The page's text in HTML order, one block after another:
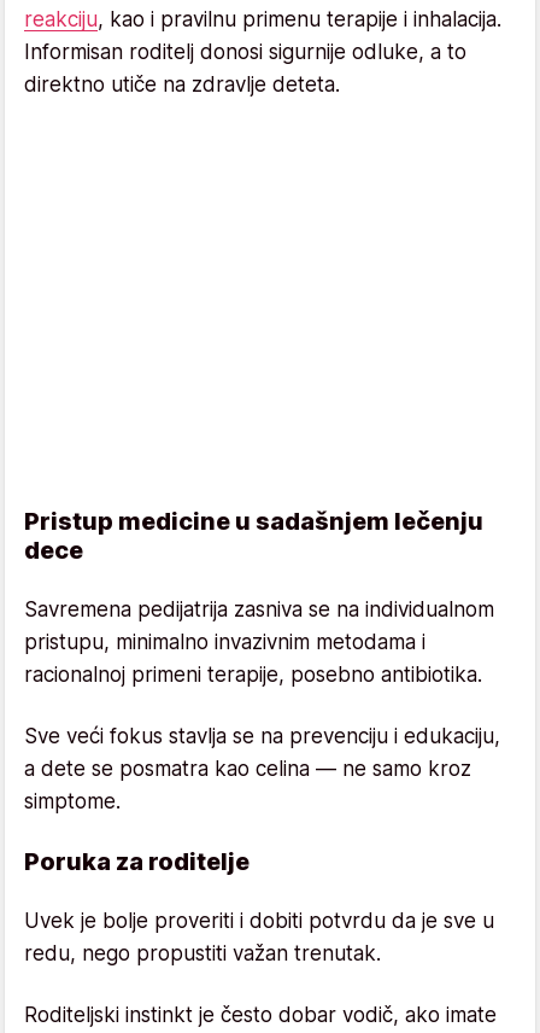
reakciju, kao i pravilnu primenu terapije i inhalacija.
Informisan roditelj donosi sigurnije odluke, a to
direktno utiče na zdravlje deteta.
Pristup medicine u sadašnjem lečenju
dece
Savremena pedijatrija zasniva se na individualnom
pristupu, minimalno invazivnim metodama i
racionalnoj primeni terapije, posebno antibiotika.
Sve veći fokus stavlja se na prevenciju i edukaciju,
a dete se posmatra kao celina — ne samo kroz
simptome.
Poruka za roditelje
Uvek je bolje proveriti i dobiti potvrdu da je sve u
redu, nego propustiti važan trenutak.
Roditeljski instinkt je često dobar vodič, ako imate